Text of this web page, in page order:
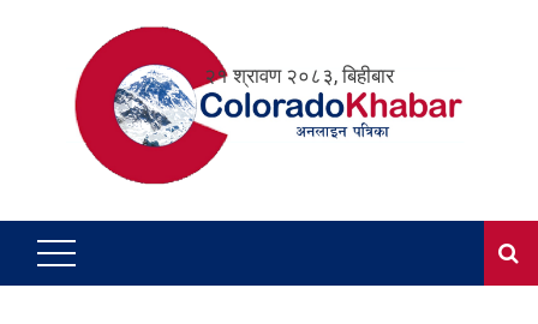
२१ श्रावण २०८३, बिहीबार